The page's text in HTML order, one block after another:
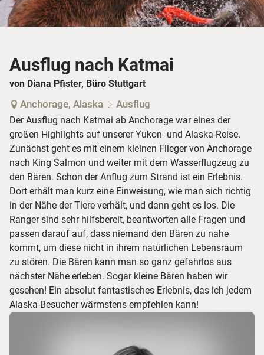
Ausflug nach Katmai
von Diana Pfister, Büro Stuttgart
Anchorage, Alaska Ausflug
Der Ausflug nach Katmai ab Anchorage war eines der
großen Highlights auf unserer Yukon- und Alaska-Reise.
Zunächst geht es mit einem kleinen Flieger von Anchorage
nach King Salmon und weiter mit dem Wasserflugzeug zu
den Bären. Schon der Anflug zum Strand ist ein Erlebnis.
Dort erhält man kurz eine Einweisung, wie man sich richtig
in der Nähe der Tiere verhält, und dann geht es los. Die
Ranger sind sehr hilfsbereit, beantworten alle Fragen und
passen darauf auf, dass niemand den Bären zu nahe
kommt, um diese nicht in ihrem natürlichen Lebensraum
zu stören. Die Bären kann man so ganz gefahrlos aus
nächster Nähe erleben. Sogar kleine Bären haben wir
gesehen! Ein absolut fantastisches Erlebnis, das ich jedem
Alaska-Besucher wärmstens empfehlen kann!